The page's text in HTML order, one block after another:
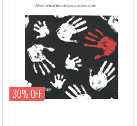
30% OFF